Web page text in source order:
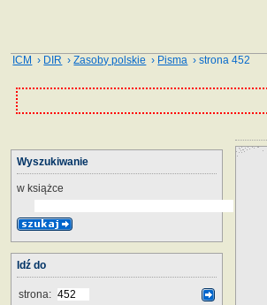
ICM › DIR ›Zasoby polskie › Pisma › strona 452
Wyszukiwanie
w książce
Idź do
strona: